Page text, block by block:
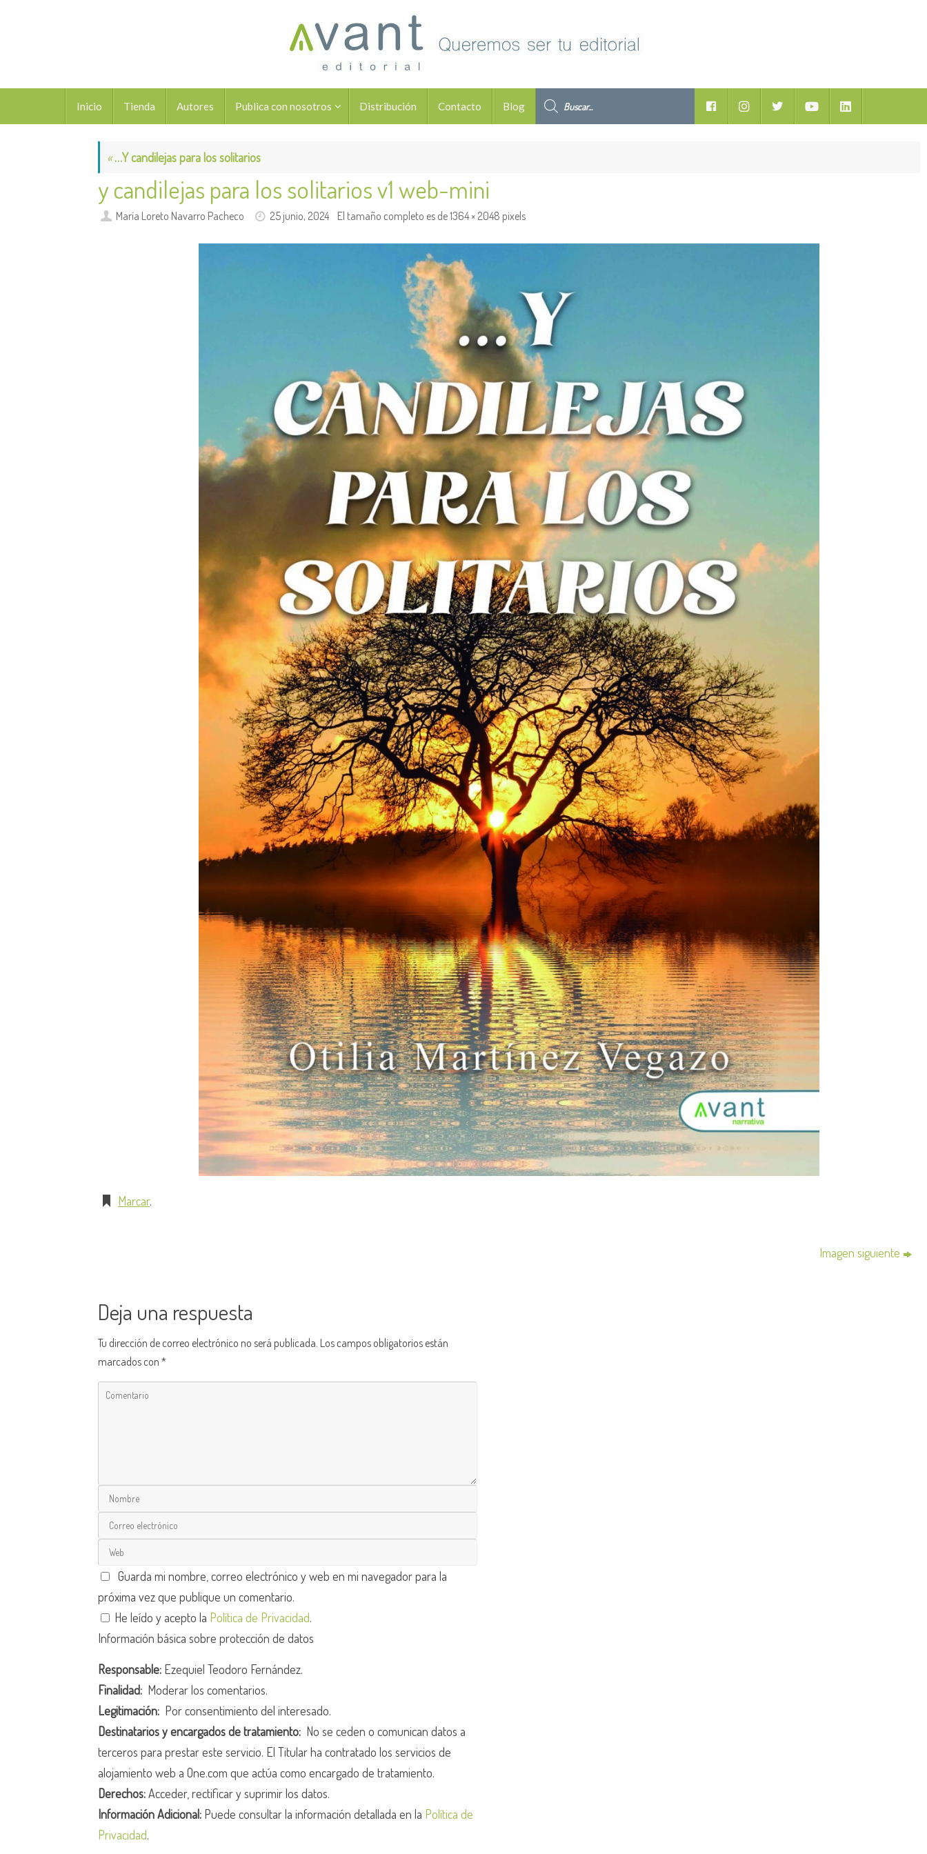
contenido
Inicio Tienda Autores Publica con nosotros Distribución Contacto Blog
Facebook YoutubeLinkedIn
«…Y candilejas para los solitarios
y candilejas para los solitarios v1 web-mini
María Loreto Navarro Pacheco 25 junio, 2024 El tamaño completo es de1364 × 2048 pixels
Marcar.
Imagen siguiente
Deja una respuesta
Tu dirección de correo electrónico no será publicada. Los campos obligatorios están
marcados con*
Guarda mi nombre, correo electrónico y web en mi navegador para la
próxima vez que publique un comentario.
He leído y acepto la Política de Privacidad.
Información básica sobre protección de datos
Responsable: Ezequiel Teodoro Fernández.
Finalidad: Moderar los comentarios.
Legitimación: Por consentimiento del interesado.
Destinatarios y encargados de tratamiento: No se ceden o comunican datos a
terceros para prestar este servicio. El Titular ha contratado los servicios de
alojamiento web a One.com que actúa como encargado de tratamiento.
Derechos:Acceder, rectificar y suprimir los datos.
Información Adicional: Puede consultar la información detallada en la Política de
Privacidad.